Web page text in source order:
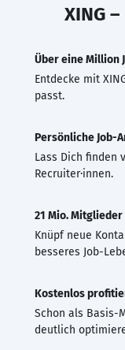
XING
Über eine Million
Entdecke mit
passt.
Persönliche Job-
Lass Dich finden
Recruiter·innen.
21 Mio. Mitglieder
Knüpf neue
besseres Job-
Kostenlos
Schon als Basis-
deutlich